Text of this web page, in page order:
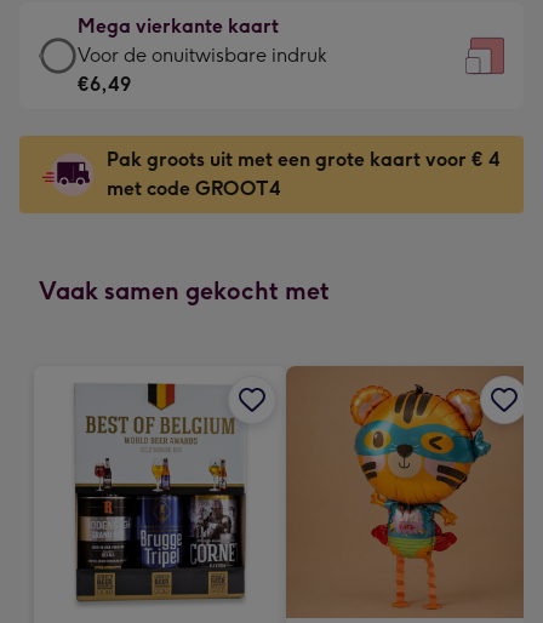
kleine
gelukwens
-
130
x
130
mm
-
€4,79
-
Meest
-
Dimensions:
167
mm
Mega vierkante kaart
Mega
vierkante
-
€6,49
-
onuitwisbare
240
mm
Voor de onuitwisbare indruk
€6,49
Pak groots uit met een grote kaart voor € 4
met code GROOT4
Vaak samen gekocht met